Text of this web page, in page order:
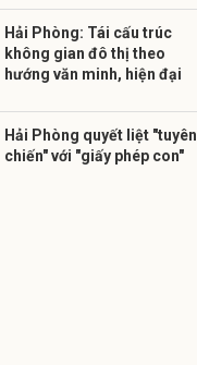
Hải Phòng: Tái cấu trúc
không gian đô thị theo
hướng văn minh, hiện đại
Hải Phòng quyết liệt "tuyên
chiến" với "giấy phép con"